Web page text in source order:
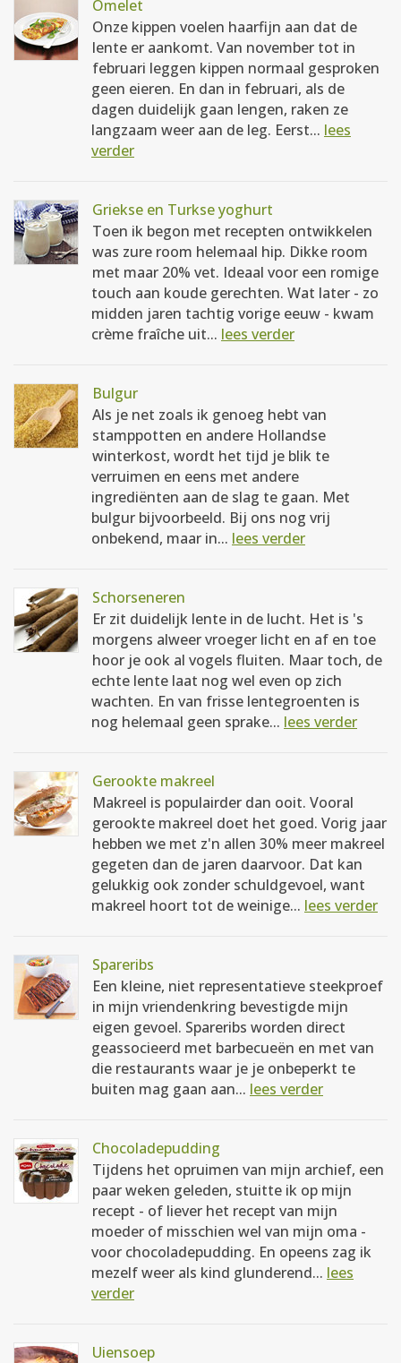
Omelet
Onze kippen voelen haarfijn aan dat de
lente er aankomt. Van november tot in
februari leggen kippen normaal gesproken
geen eieren. En dan in februari, als de
dagen duidelijk gaan lengen, raken ze
langzaam weer aan de leg. Eerst... lees
verder
Griekse en Turkse yoghurt
Toen ik begon met recepten ontwikkelen
was zure room helemaal hip. Dikke room
met maar 20% vet. Ideaal voor een romige
touch aan koude gerechten. Wat later - zo
midden jaren tachtig vorige eeuw - kwam
crème fraîche uit... lees verder
Bulgur
Als je net zoals ik genoeg hebt van
stamppotten en andere Hollandse
winterkost, wordt het tijd je blik te
verruimen en eens met andere
ingrediënten aan de slag te gaan. Met
bulgur bijvoorbeeld. Bij ons nog vrij
onbekend, maar in... lees verder
Schorseneren
Er zit duidelijk lente in de lucht. Het is 's
morgens alweer vroeger licht en af en toe
hoor je ook al vogels fluiten. Maar toch, de
echte lente laat nog wel even op zich
wachten. En van frisse lentegroenten is
nog helemaal geen sprake... lees verder
Gerookte makreel
Makreel is populairder dan ooit. Vooral
gerookte makreel doet het goed. Vorig jaar
hebben we met z'n allen 30% meer makreel
gegeten dan de jaren daarvoor. Dat kan
gelukkig ook zonder schuldgevoel, want
makreel hoort tot de weinige... lees verder
Spareribs
Een kleine, niet representatieve steekproef
in mijn vriendenkring bevestigde mijn
eigen gevoel. Spareribs worden direct
geassocieerd met barbecueën en met van
die restaurants waar je je onbeperkt te
buiten mag gaan aan... lees verder
Chocoladepudding
Tijdens het opruimen van mijn archief, een
paar weken geleden, stuitte ik op mijn
recept - of liever het recept van mijn
moeder of misschien wel van mijn oma -
voor chocoladepudding. En opeens zag ik
mezelf weer als kind glunderend... lees
verder
Uiensoep